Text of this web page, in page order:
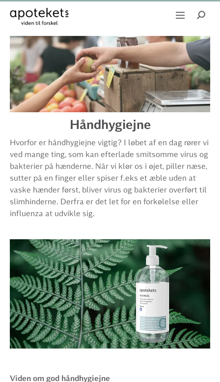
Håndhygiejne
Hvorfor er håndhygiejne vigtig? I løbet af en dag rører vi
ved mange ting, som kan efterlade smitsomme virus og
bakterier på hænderne. Når vi klør os i øjet, piller næse,
sutter på en finger eller spiser f.eks et æble uden at
vaske hænder først, bliver virus og bakterier overført til
slimhinderne. Derfra er det let for en forkølelse eller
influenza at udvikle sig.
Viden om god håndhygiejne